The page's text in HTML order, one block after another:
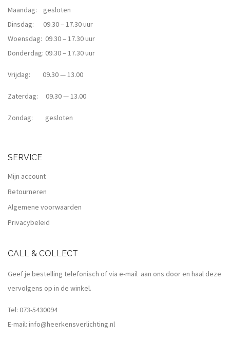
Maandag: gesloten
Dinsdag: 09.30 – 17.30 uur
Woensdag: 09.30 – 17.30 uur
Donderdag: 09.30 – 17.30 uur
Vrijdag: 09.30 — 13.00
Zaterdag: 09.30 — 13.00
Zondag: gesloten
SERVICE
Mijn account
Retourneren
Algemene voorwaarden
Privacybeleid
CALL & COLLECT
Geef je bestelling telefonisch of via e-mail aan ons door en haal deze
vervolgens op in de winkel.
Tel: 073-5430094
E-mail: info@heerkensverlichting.nl